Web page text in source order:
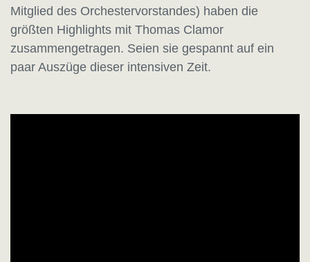
Mitglied des Orchestervorstandes) haben die
größten Highlights mit Thomas Clamor
zusammengetragen. Seien sie gespannt auf ein
paar Auszüge dieser intensiven Zeit.